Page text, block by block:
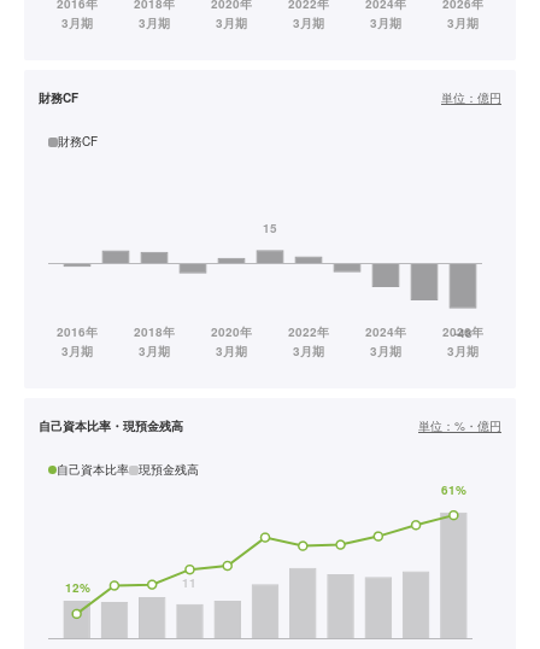
財務CF 単位： 億円
財務CF
自己資本比率・現預金残高 単位： %・億円
自己資本比率 現預金残高